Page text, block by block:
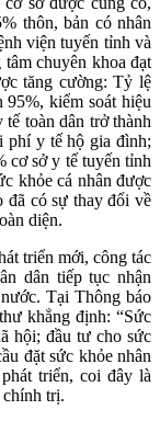
thôn, bản có nhân
viện tuyến tỉnh và
chuyên khoa đạt
tăng cường: Tỷ lệ
kiểm soát hiệu
toàn dân trở thành
phí y tế hộ gia đình;
cơ sở y tế tuyến tỉnh
khỏe cá nhân được
đã có sự thay đổi về
diện.
triển mới, công tác
dân tiếp tục nhận
Tại Thông báo
khẳng định: “Sức
hội; đầu tư cho sức
đặt sức khỏe nhân
triển, coi đây là
chính trị.